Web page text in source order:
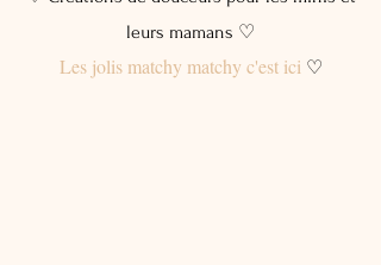
leurs mamans ♡
Les jolis matchy matchy c'est ici♡